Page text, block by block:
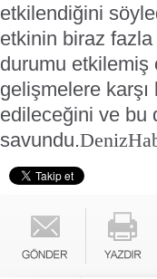
etkilendiğini
etkinin biraz
durumu etkilemiş
gelişmelere
edileceğini ve bu
savundu.